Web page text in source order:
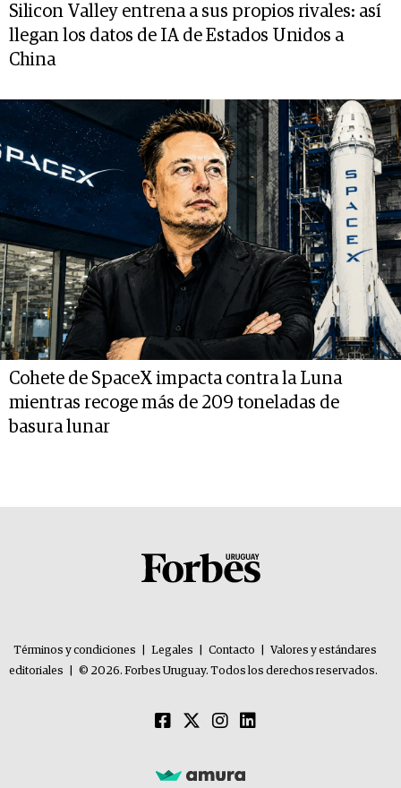
Silicon Valley entrena a sus propios rivales: así
llegan los datos de IA de Estados Unidos a
China
Cohete de SpaceX impacta contra la Luna
mientras recoge más de 209 toneladas de
basura lunar
Términos y condiciones Legales Contacto
Valores y estándares
editoriales
© 2026. Forbes Uruguay. Todos los derechos reservados.